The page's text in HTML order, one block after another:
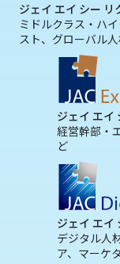
ジェイ エイ シー リ
ミドルクラス・ハ
スト、グローバル
ジェイ エイ
経営幹部・
ど
ジェイ エイ
デジタル人
ア、マーケ